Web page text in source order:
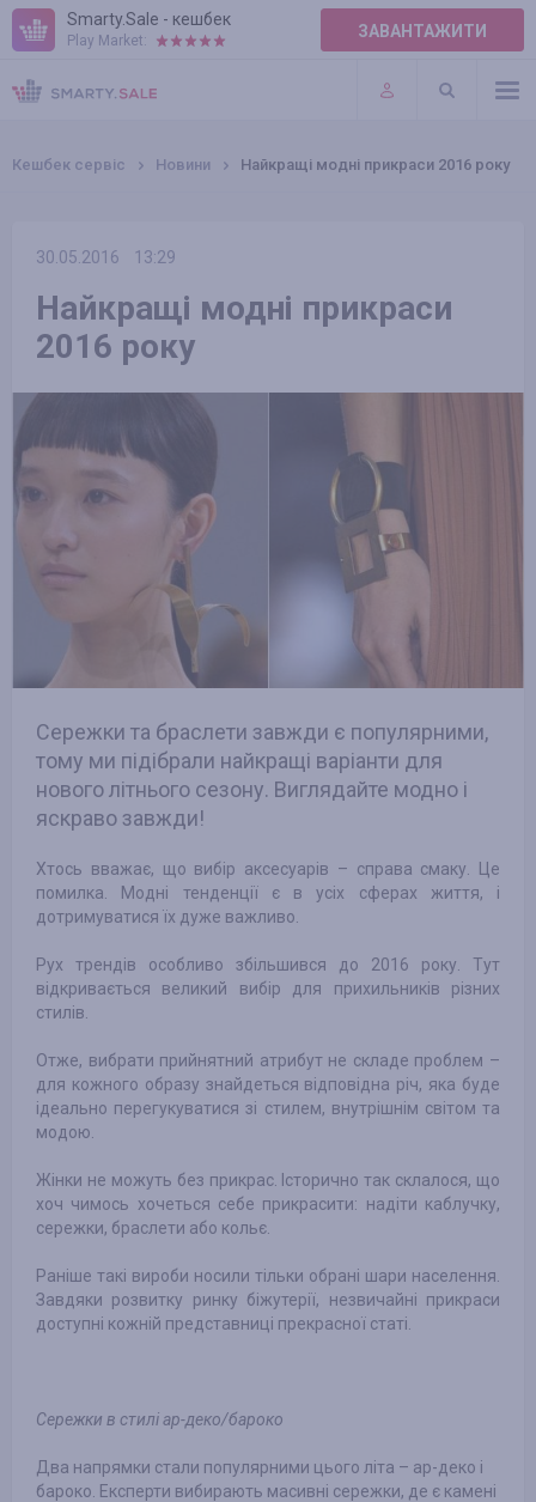
Smarty.Sale - кешбек
Play Market: ЗАВАНТАЖИТИ
ПРАВИЛА
ПЛАГІНИ
Кешбек сервіс Новини Найкращі модні прикраси 2016 року
30.05.2016 13:29
Найкращі модні прикраси
2016 року
Сережки та браслети завжди є популярними,
тому ми підібрали найкращі варіанти для
нового літнього сезону. Виглядайте модно і
яскраво завжди!
Хтось вважає, що вибір аксесуарів – справа смаку. Це
помилка. Модні тенденції є в ​​усіх сферах життя, і
дотримуватися їх дуже важливо.
Рух трендів особливо збільшився до 2016 року. Тут
відкривається великий вибір для прихильників різних
стилів.
Отже, вибрати прийнятний атрибут не складе проблем –
для кожного образу знайдеться відповідна річ, яка буде
ідеально перегукуватися зі стилем, внутрішнім світом та
модою.
Жінки не можуть без прикрас. Історично так склалося, що
хоч чимось хочеться себе прикрасити: надіти каблучку,
сережки, браслети або кольє.
Раніше такі вироби носили тільки обрані шари населення.
Завдяки розвитку ринку біжутерії, незвичайні прикраси
доступні кожній представниці прекрасної статі.
Сережки в стилі ар-деко/бароко
Два напрямки стали популярними цього літа – ар-деко і
бароко. Експерти вибирають масивні сережки, де є камені